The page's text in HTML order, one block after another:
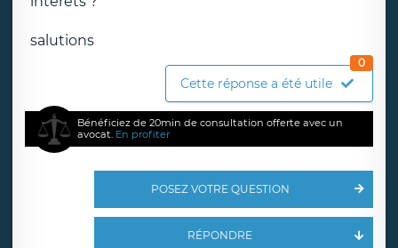
salutions
Cette réponse a été utile
0
Bénéficiez de 20min de consultation offerte avec un
avocat. En profiter
POSEZ VOTRE QUESTION
RÉPONDRE